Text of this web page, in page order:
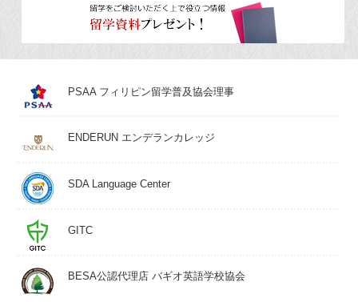
PSAA フィリピン留学普及協会理事
ENDERUN エンデランカレッジ
SDA Language Center
GITC
BESA公認代理店 バギオ英語学校協会